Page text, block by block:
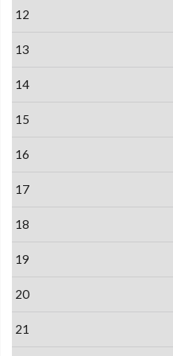
12
13
14
15
16
17
18
19
20
21